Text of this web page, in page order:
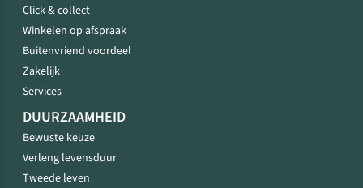
Click & collect
Winkelen op afspraak
Buitenvriend voordeel
Zakelijk
Services
DUURZAAMHEID
Bewuste keuze
Verleng levensduur
Tweede leven